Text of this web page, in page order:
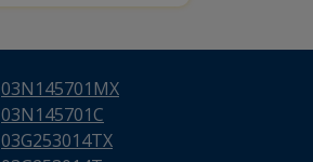
03N145701MX
03N145701C
03G253014TX